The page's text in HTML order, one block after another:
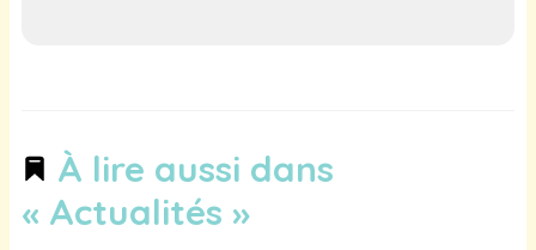
À lire aussi dans
« Actualités »